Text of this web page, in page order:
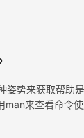
势来获取帮助
来查看命令